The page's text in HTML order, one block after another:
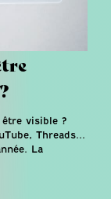
visible ?
Threads...
La